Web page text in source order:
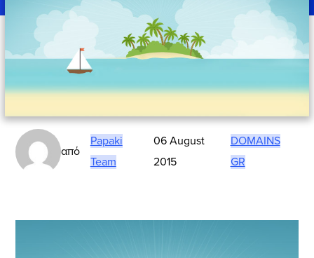
από
Papaki
Team
06 August
2015
DOMAINS
GR